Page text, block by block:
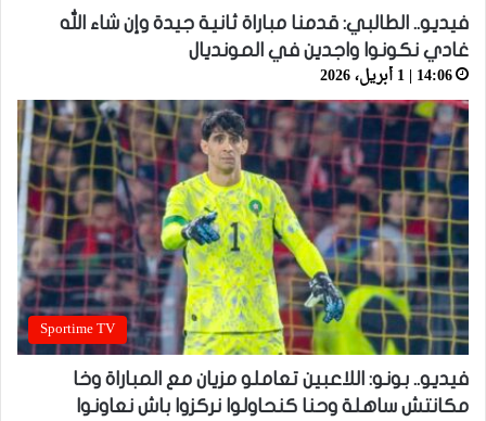
فيديو.. الطالبي: قدمنا مباراة ثانية جيدة وإن شاء الله
غادي نكونوا واجدين في المونديال
14:06 | 1 أبريل، 2026
Sportime TV
فيديو.. بونو: اللاعبين تعاملو مزيان مع المباراة وخا
مكانتش ساهلة وحنا كنحاولوا نركزوا باش نعاونوا